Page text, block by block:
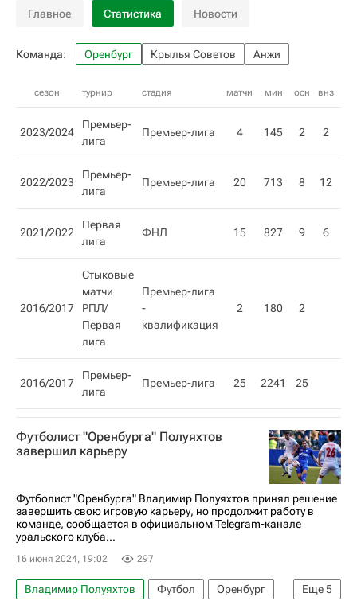
Главное Статистика Новости
Команда: Оренбург Крылья Советов Анжи
сезон турнир стадия матчи мин осн внз
2023/2024
Премьер-
лига
Премьер-лига 4 145 2 2
2022/2023
Премьер-
лига
Премьер-лига 20 713 8 12
2021/2022
Первая
лига
ФНЛ 15 827 9 6
2016/2017
Стыковые
матчи
РПЛ/
Первая
лига
Премьер-лига
-
квалификация
2 180 2
2016/2017
Премьер-
лига
Премьер-лига 25 2241 25
Футболист "Оренбурга" Полуяхтов
завершил карьеру
Футболист "Оренбурга" Владимир Полуяхтов принял решение
завершить свою игровую карьеру, но продолжит работу в
команде, сообщается в официальном Telegram-канале
уральского клуба...
16 июня 2024, 19:02 297
Еще5
Владимир Полуяхтов Футбол
Оренбург